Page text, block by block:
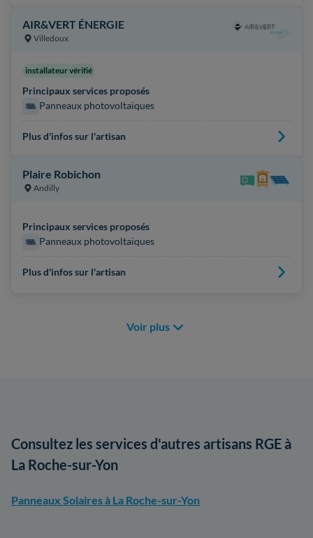
AIR&VERT ÉNERGIE
Villedoux
installateur vérifié
Principaux services proposés
Panneaux photovoltaïques
Plus d'infos sur l'artisan
Plaire Robichon
Andilly
Principaux services proposés
Panneaux photovoltaïques
Plus d'infos sur l'artisan
Voir plus
Consultez les services d'autres artisans RGE à
La Roche-sur-Yon
Panneaux Solaires à La Roche-sur-Yon